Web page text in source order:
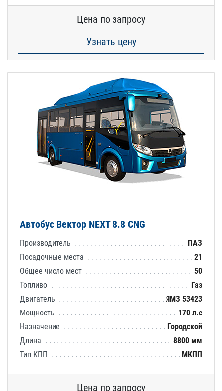
Цена по запросу
Узнать цену
Автобус Вектор NEXT 8.8 CNG
Производитель
ПАЗ
Посадочные места
21
Общее число мест
50
Топливо
Газ
Двигатель
ЯМЗ 53423
Мощность
170 л.с
Назначение
Городской
Длина
8800 мм
Тип КПП
МКПП
Цена по запросу